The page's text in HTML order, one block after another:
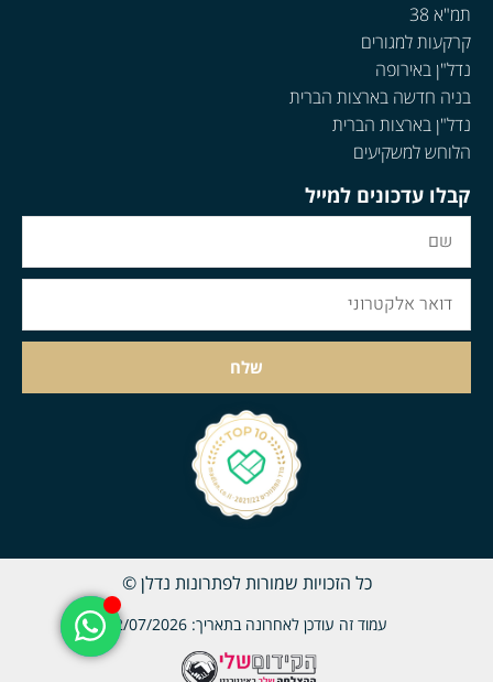
תמ"א 38
קרקעות למגורים
נדל"ן באירופה
בניה חדשה בארצות הברית
נדל"ן בארצות הברית
הלוחש למשקיעים
קבלו עדכונים למייל
שלח
כל הזכויות שמורות לפתרונות נדלן ©
עמוד זה עודכן לאחרונה בתאריך: 22/07/2026